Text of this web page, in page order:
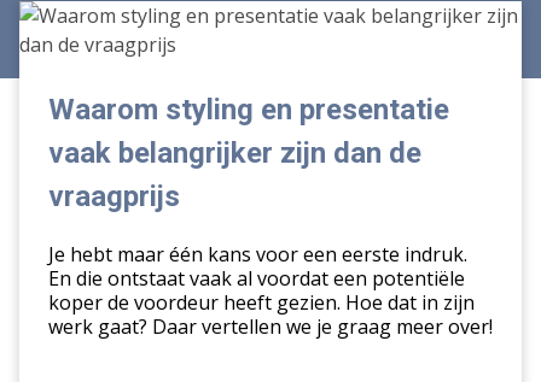
Waarom
styling
en
presentatie
belangrijker
zijn
vraagprijs
Waarom styling en presentatie
vaak belangrijker zijn dan de
vraagprijs
Je hebt maar één kans voor een eerste indruk.
En die ontstaat vaak al voordat een potentiële
koper de voordeur heeft gezien. Hoe dat in zijn
werk gaat? Daar vertellen we je graag meer over!